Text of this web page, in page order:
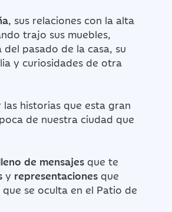
, sus relaciones con la alta
trajo sus muebles,
pasado de la casa, su
y curiosidades de otra
historias que esta gran
de nuestra ciudad que
de mensajes que te
y representaciones que
se oculta en el Patio de